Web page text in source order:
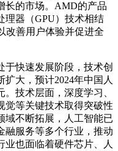
长的市场。AMD的产品
理器（GPU）技术相结
改善用户体验并促进全
快速发展阶段，技术创
大，预计2024年中国人
技术层面，深度学习、
觉等关键技术取得突破性
域不断拓展，人工智能已
融服务等多个行业，推动
也面临着硬件芯片、人